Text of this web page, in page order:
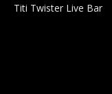
Titi Twister Live Bar